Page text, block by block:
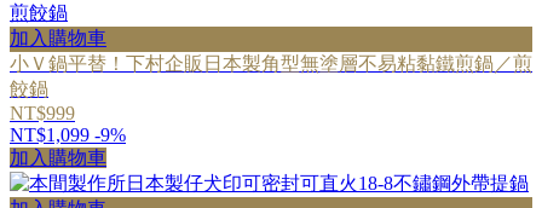
加入購物車
小Ｖ鍋平替！下村企販日本製角型無塗層不易粘黏鐵煎鍋／煎
餃鍋
NT$999
NT$1,099 -9%
加入購物車